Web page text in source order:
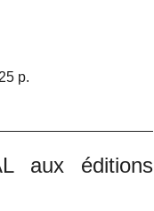
p.
aux éditions